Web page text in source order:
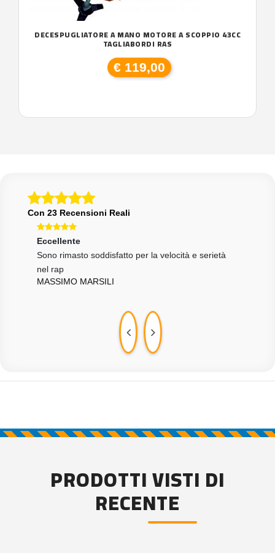
DECESPUGLIATORE A MANO MOTORE A SCOPPIO 43CC
TAGLIABORDI RAS
€ 119,00
Con 23 Recensioni Reali
Eccellente
Sono rimasto soddisfatto per la velocità e serietà
nel rap
MASSIMO MARSILI
PRODOTTI VISTI DI
RECENTE